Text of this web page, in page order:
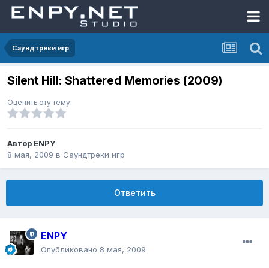
Саундтреки игр
Silent Hill: Shattered Memories (2009)
Оценить эту тему:
Автор ENPY
8 мая, 2009 в Саундтреки игр
Ответить
ENPY
Опубликовано 8 мая, 2009